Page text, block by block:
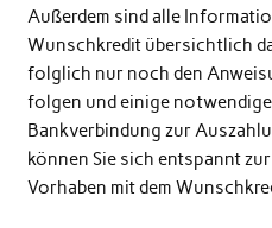
Außerdem sind alle
Wunschkredit übersichtlich
folglich nur noch den
folgen und einige notwendige
Bankverbindung zur
können Sie sich entspannt
Vorhaben mit dem